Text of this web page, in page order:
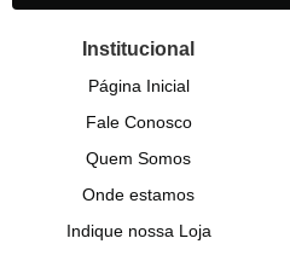
Institucional
Página Inicial
Fale Conosco
Quem Somos
Onde estamos
Indique nossa Loja